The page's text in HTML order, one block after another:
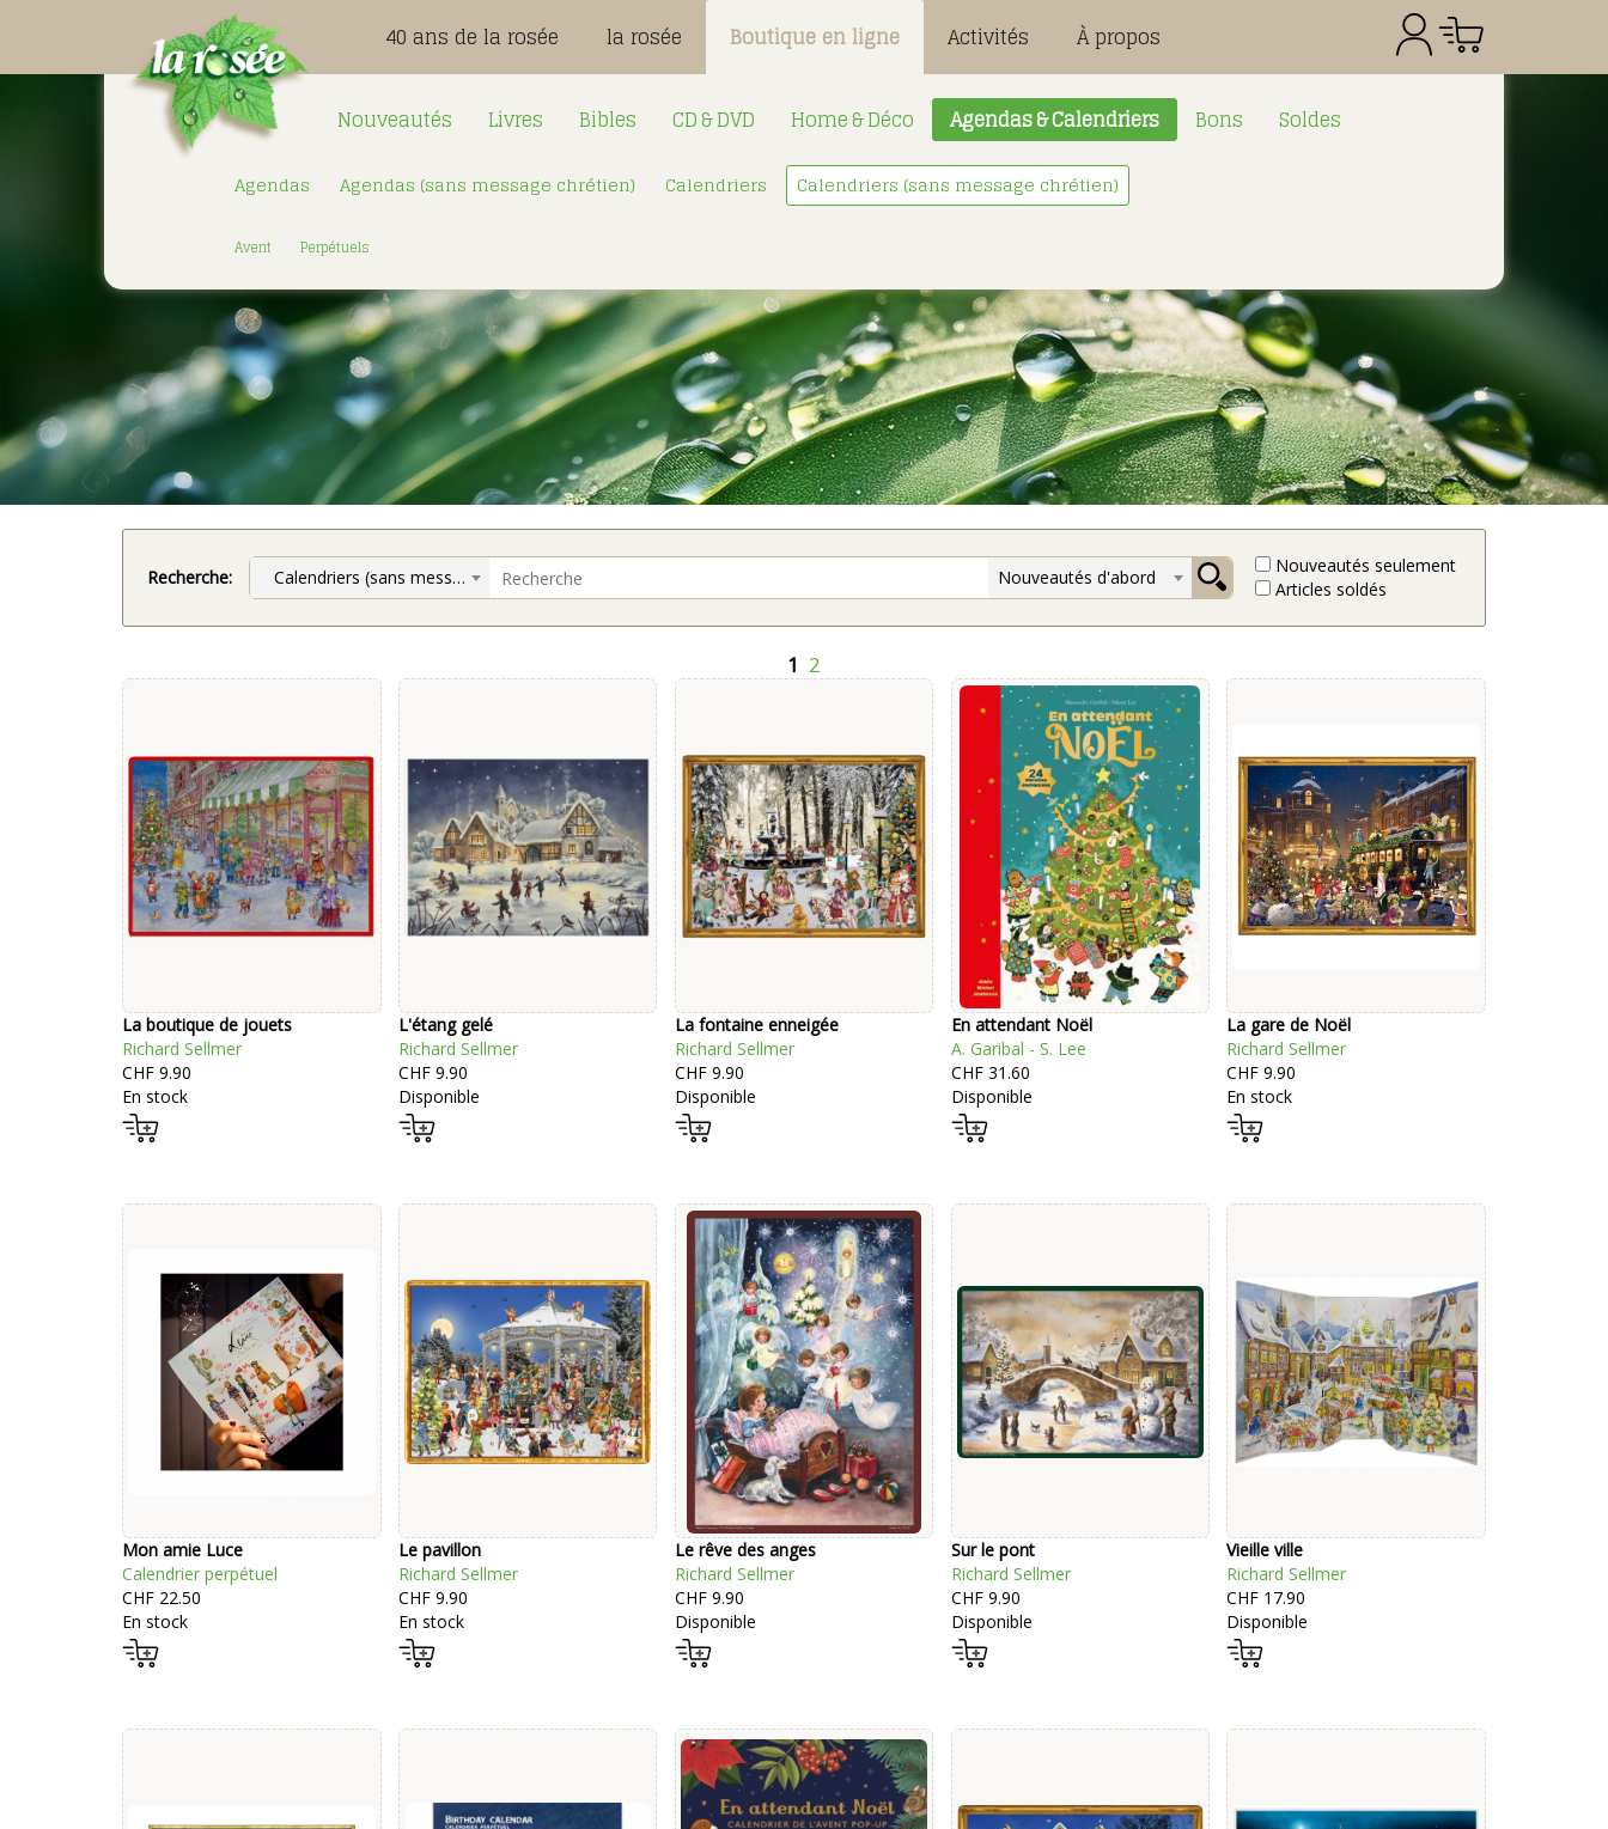
Désignation
40 ans de la rosée la rosée Boutique en ligne Activités À propos
Nouveautés Livres Bibles CD & DVD Home & Déco Agendas & Calendriers Bons Soldes
Agendas Agendas (sans message chrétien) Calendriers Calendriers (sans message chrétien)
Avent Perpétuels
Recherche: Calendriers (sans message chrétien) Nouveautés d'abord
Nouveautés seulement
Articles soldés
1 2
La boutique de jouets
Richard Sellmer
CHF 9.90
En stock
L'étang gelé
Richard Sellmer
CHF 9.90
Disponible
La fontaine enneigée
Richard Sellmer
CHF 9.90
Disponible
En attendant Noël
A. Garibal - S. Lee
CHF 31.60
Disponible
La gare de Noël
Richard Sellmer
CHF 9.90
En stock
Mon amie Luce
Calendrier perpétuel
CHF 22.50
En stock
Le pavillon
Richard Sellmer
CHF 9.90
En stock
Le rêve des anges
Richard Sellmer
CHF 9.90
Disponible
Sur le pont
Richard Sellmer
CHF 9.90
Disponible
Vieille ville
Richard Sellmer
CHF 17.90
Disponible